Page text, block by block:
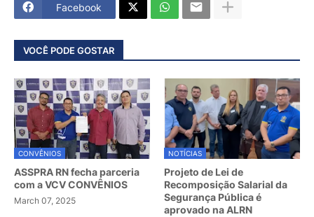
Facebook
VOCÊ PODE GOSTAR
CONVÊNIOS
ASSPRA RN fecha parceria
com a VCV CONVÊNIOS
March 07, 2025
NOTÍCIAS
Projeto de Lei de
Recomposição Salarial da
Segurança Pública é
aprovado na ALRN